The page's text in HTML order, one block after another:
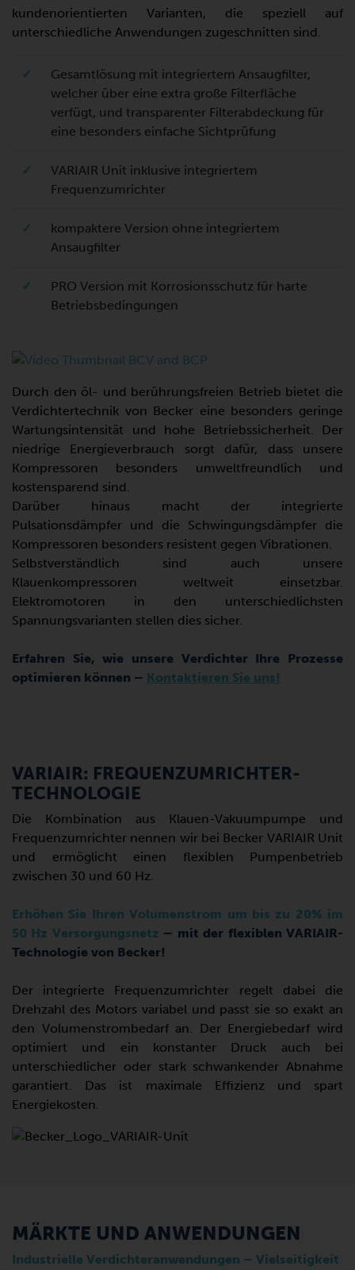
kundenorientierten Varianten, die speziell auf
unterschiedliche Anwendungen zugeschnitten sind.
✓
Gesamtlösung mit integriertem Ansaugfilter,
welcher über eine extra große Filterfläche
verfügt, und transparenter Filterabdeckung für
eine besonders einfache Sichtprüfung
✓
VARIAIR Unit inklusive integriertem
Frequenzumrichter
✓
kompaktere Version ohne integriertem
Ansaugfilter
✓
PRO Version mit Korrosionsschutz für harte
Betriebsbedingungen
Durch den öl- und berührungsfreien Betrieb bietet die
Verdichtertechnik von Becker eine besonders geringe
Wartungsintensität und hohe Betriebssicherheit. Der
niedrige Energieverbrauch sorgt dafür, dass unsere
Kompressoren besonders umweltfreundlich und
kostensparend sind.
Darüber hinaus macht der integrierte
Pulsationsdämpfer und die Schwingungsdämpfer die
Kompressoren besonders resistent gegen Vibrationen.
Selbstverständlich sind auch unsere
Klauenkompressoren weltweit einsetzbar.
Elektromotoren in den unterschiedlichsten
Spannungsvarianten stellen dies sicher.
Erfahren Sie, wie unsere Verdichter Ihre Prozesse
optimieren können – Kontaktieren Sie uns!
VARIAIR: FREQUENZUMRICHTER-
TECHNOLOGIE
Die Kombination aus Klauen-Vakuumpumpe und
Frequenzumrichter nennen wir bei Becker VARIAIR Unit
und ermöglicht einen flexiblen Pumpenbetrieb
zwischen 30 und 60 Hz.
Erhöhen Sie Ihren Volumenstrom um bis zu 20% im
50 Hz Versorgungsnetz – mit der flexiblen VARIAIR-
Technologie von Becker!
Der integrierte Frequenzumrichter regelt dabei die
Drehzahl des Motors variabel und passt sie so exakt an
den Volumenstrombedarf an. Der Energiebedarf wird
optimiert und ein konstanter Druck auch bei
unterschiedlicher oder stark schwankender Abnahme
garantiert. Das ist maximale Effizienz und spart
Energiekosten.
MÄRKTE UND ANWENDUNGEN
Industrielle Verdichteranwendungen – Vielseitigkeit